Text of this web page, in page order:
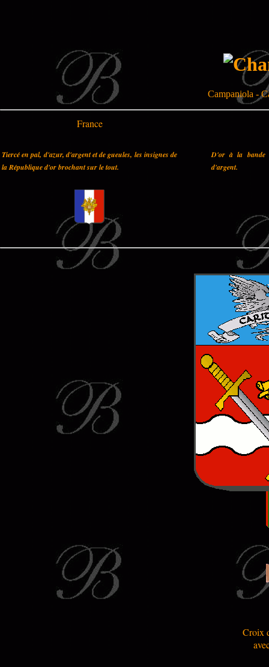
Campaniola -
France
Tiercé en pal, d'azur, d'argent et de gueules, les insignes de
la République d'or brochant sur le tout.
D'or à la bande
d'argent.
Croix